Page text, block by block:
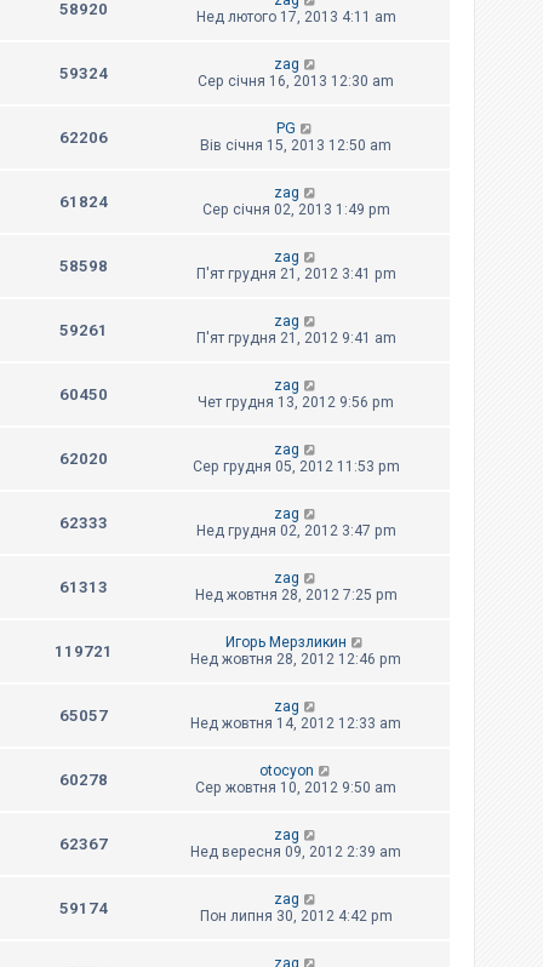
58920
Нед лютого 17, 2013 4:11 am
59324
zag
Сер січня 16, 2013 12:30 am
62206
PG
Вів січня 15, 2013 12:50 am
61824
zag
Сер січня 02, 2013 1:49 pm
58598
zag
П'ят грудня 21, 2012 3:41 pm
59261
zag
П'ят грудня 21, 2012 9:41 am
60450
zag
Чет грудня 13, 2012 9:56 pm
62020
zag
Сер грудня 05, 2012 11:53 pm
62333
zag
Нед грудня 02, 2012 3:47 pm
61313
zag
Нед жовтня 28, 2012 7:25 pm
119721
Игорь Мерзликин
Нед жовтня 28, 2012 12:46 pm
65057
zag
Нед жовтня 14, 2012 12:33 am
60278
otocyon
Сер жовтня 10, 2012 9:50 am
62367
zag
Нед вересня 09, 2012 2:39 am
59174
zag
Пон липня 30, 2012 4:42 pm
zag